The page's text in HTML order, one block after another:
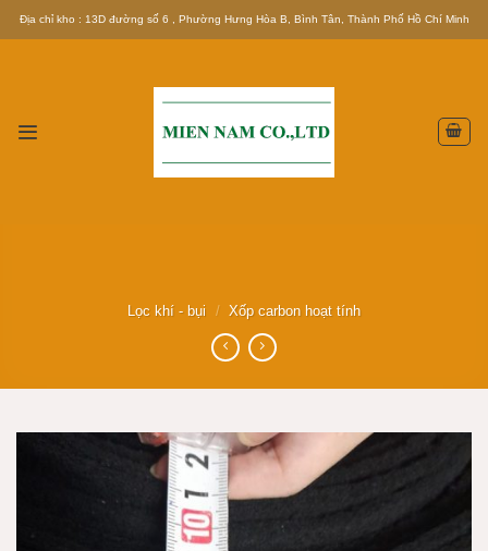
Địa chỉ kho : 13D đường số 6 , Phường Hưng Hòa B, Bình Tân, Thành Phố Hồ Chí Minh
Lọc khí - bụi / Xốp carbon hoạt tính